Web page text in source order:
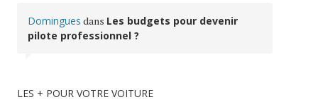
Domingues dans Les budgets pour devenir
pilote professionnel ?
LES + POUR VOTRE VOITURE